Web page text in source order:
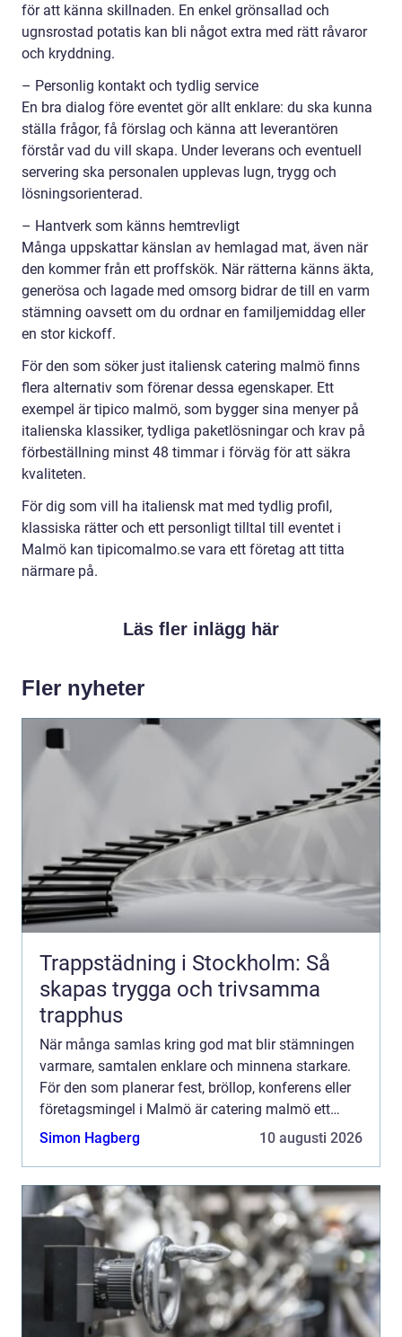
för att känna skillnaden. En enkel grönsallad och
ugnsrostad potatis kan bli något extra med rätt råvaror
och kryddning.
– Personlig kontakt och tydlig service
En bra dialog före eventet gör allt enklare: du ska kunna
ställa frågor, få förslag och känna att leverantören
förstår vad du vill skapa. Under leverans och eventuell
servering ska personalen upplevas lugn, trygg och
lösningsorienterad.
– Hantverk som känns hemtrevligt
Många uppskattar känslan av hemlagad mat, även när
den kommer från ett proffskök. När rätterna känns äkta,
generösa och lagade med omsorg bidrar de till en varm
stämning oavsett om du ordnar en familjemiddag eller
en stor kickoff.
För den som söker just italiensk catering malmö finns
flera alternativ som förenar dessa egenskaper. Ett
exempel är tipico malmö, som bygger sina menyer på
italienska klassiker, tydliga paketlösningar och krav på
förbeställning minst 48 timmar i förväg för att säkra
kvaliteten.
För dig som vill ha italiensk mat med tydlig profil,
klassiska rätter och ett personligt tilltal till eventet i
Malmö kan tipicomalmo.se vara ett företag att titta
närmare på.
Läs fler inlägg här
Fler nyheter
Trappstädning i Stockholm: Så
skapas trygga och trivsamma
trapphus
När många samlas kring god mat blir stämningen
varmare, samtalen enklare och minnena starkare.
För den som planerar fest, bröllop, konferens eller
företagsmingel i Malmö är catering malmö ett
naturligt sökord men hur väljer du rätt upplägg,
Simon Hagberg 10 augusti 2026